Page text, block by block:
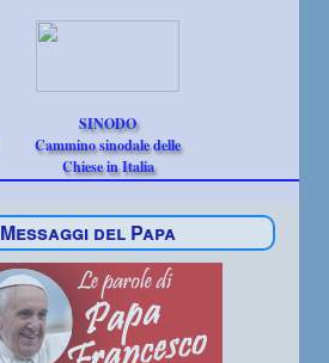
SINODO
Cammino sinodale delle
Chiese in Italia
Messaggi del Papa